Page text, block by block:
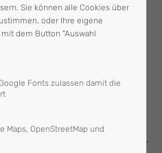
existiert leider nicht.
Person in Lift"
der Lift durch den
funktionierte dieser ohne
Person darin anzutreffen.
welche mit sieben
im Einsatz stand, nach kurzer
Sie können alle Cookies über
oder Ihre eigene
dem Button "Auswahl
Fonts zulassen damit die
Maps, OpenStreetMap und